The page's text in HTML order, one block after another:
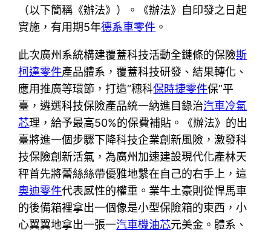
（以下簡稱《辦法》）。《辦法》自印發之日起
實施，有用期5年德系車零件 。
此次廣州系統構建覆蓋科技活動全鏈條的保險斯
柯達零件產品體系，覆蓋科技研發、結果轉化、
應用推廣等環節，打造“穗科保時捷零件保”平
臺，遴選科技保險產品統一納進目錄治汽車冷氣
芯理，給予最高50%的保費補貼。《辦法》的出
臺將進一個步驟下降科技企業創新風險，激發科
技保險創新活氣，為廣州加速建設現代化產林天
秤首先將蕾絲絲帶優雅地繫在自己的右手上，這
奧迪零件代表感性的權重。業牛土豪則從悍馬車
的後備箱裡拿出一個像是小型保險箱的東西，小
心翼翼地拿出一張一汽車機油芯元美金。體系、